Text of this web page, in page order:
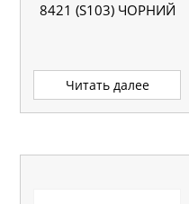
8421 (S103) ЧОРНИЙ
Читать далее